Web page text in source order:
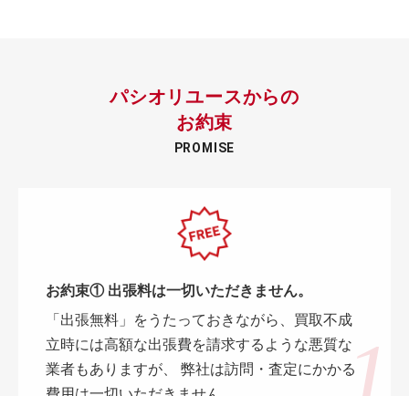
パシオリユースからの
お約束
PROMISE
お約束① 出張料は一切いただきません。
「出張無料」をうたっておきながら、買取不成
立時には高額な出張費を請求するような悪質な
業者もありますが、 弊社は訪問・査定にかかる